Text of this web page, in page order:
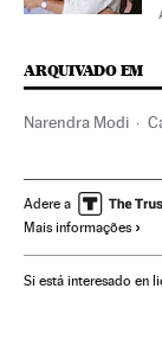
ARQUIVADO EM
Narendra Modi
Estados Unidos
Adere a
Mais informações
Si está interesado en